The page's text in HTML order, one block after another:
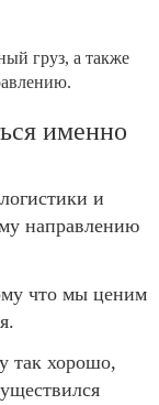
груз, а также
именно
и
направлению
что мы ценим
так хорошо,